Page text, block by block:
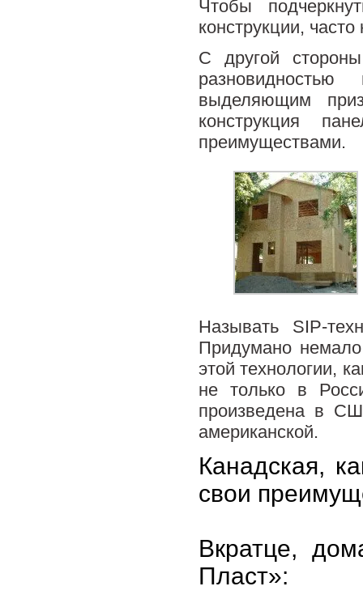
Чтобы
конструкции,
C другой
выделяющим
конструкция
преимуществами.
Называть SIP-
Придумано
этой технологии,
не только в
произведена в
американской.
Канадская,
свои
Вкратце,
Пласт»: